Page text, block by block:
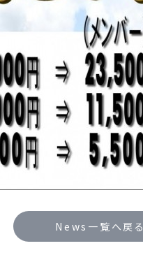
News一覧へ戻る